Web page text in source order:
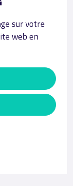
sur votre
web en